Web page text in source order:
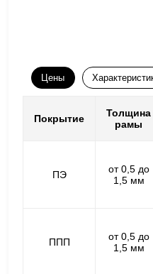
Цены
Покрытие
Толщина
рамы
ПЭ
от 0,5 до
1,5 мм
ППП
от 0,5 до
1,5 мм